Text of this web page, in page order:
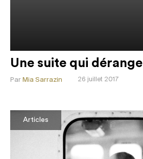
Une suite qui dérange
26 juillet 2017
Par Mia Sarrazin
Articles